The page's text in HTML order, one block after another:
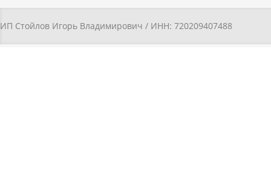
ИП Стойлов Игорь Владимирович / ИНН: 720209407488